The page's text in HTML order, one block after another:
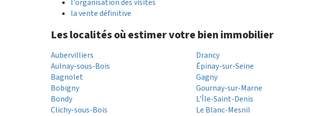
l'organisation des visites
la vente définitive
Les localités où estimer votre bien immobilier
Aubervilliers
Aulnay-sous-Bois
Bagnolet
Bobigny
Bondy
Clichy-sous-Bois
Drancy
Épinay-sur-Seine
Gagny
Gournay-sur-Marne
L'Île-Saint-Denis
Le Blanc-Mesnil